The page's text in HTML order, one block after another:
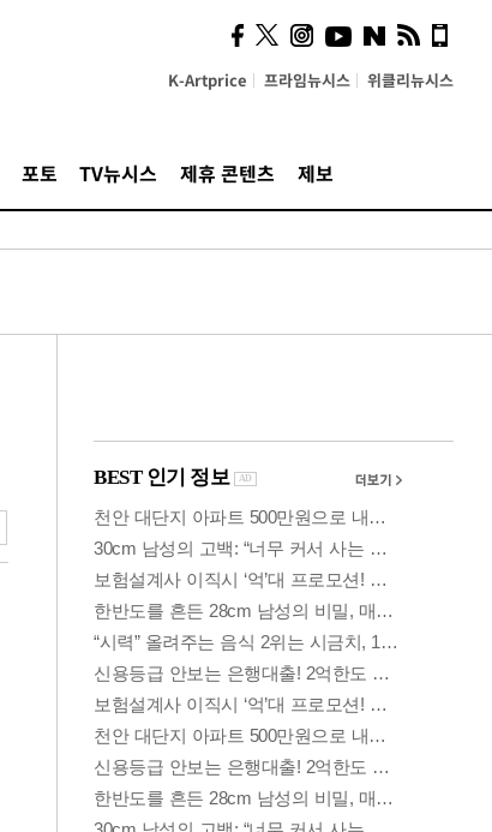
K-Artprice 프라임뉴시스 위클리뉴시스
포토 TV뉴시스 제휴 콘텐츠 제보
사이 해답 찾았죠"…알을
깨고 나온 '초자아'